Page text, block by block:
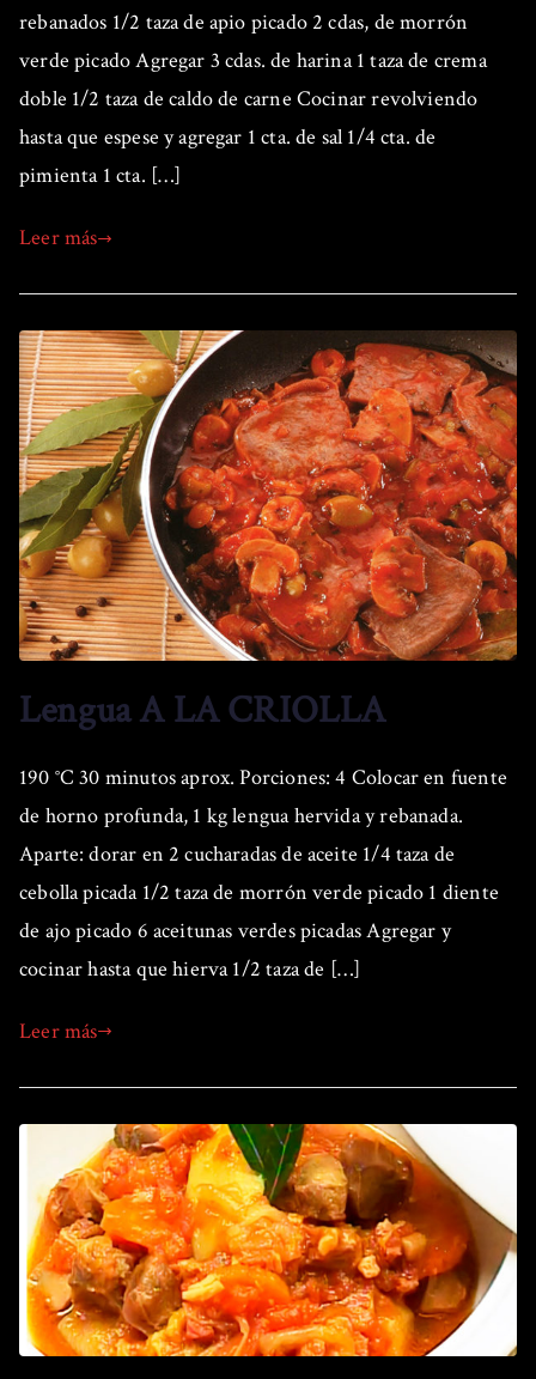
rebanados 1/2 taza de apio picado 2 cdas, de morrón
verde picado Agregar 3 cdas. de harina 1 taza de crema
doble 1/2 taza de caldo de carne Cocinar revolviendo
hasta que espese y agregar 1 cta. de sal 1/4 cta. de
pimienta 1 cta. […]
Leer más
Lengua A LA CRIOLLA
190 °C 30 minutos aprox. Porciones: 4 Colocar en fuente
de horno profunda, 1 kg lengua hervida y rebanada.
Aparte: dorar en 2 cucharadas de aceite 1/4 taza de
cebolla picada 1/2 taza de morrón verde picado 1 diente
de ajo picado 6 aceitunas verdes picadas Agregar y
cocinar hasta que hierva 1/2 taza de […]
Leer más